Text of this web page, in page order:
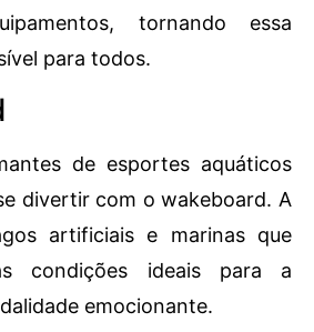
tornando essa
para todos.
de esportes aquáticos
divertir com o wakeboard. A
artificiais e marinas que
condições ideais para a
emocionante.